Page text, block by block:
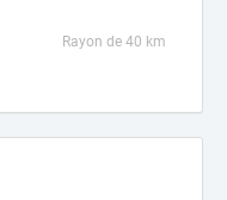
Rayon de 40 km